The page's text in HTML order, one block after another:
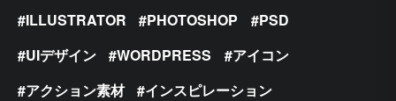
ILLUSTRATOR
PHOTOSHOP
PSD
UIデザイン
WORDPRESS
アイコン
アクション素材
インスピレーション